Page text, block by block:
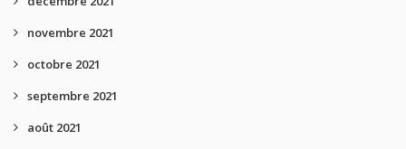
novembre 2021
octobre 2021
septembre 2021
août 2021